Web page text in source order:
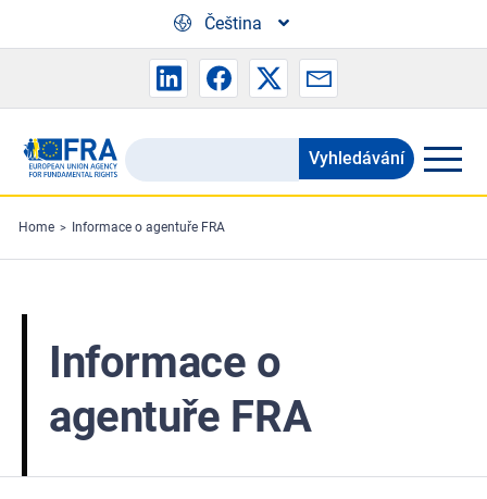
Čeština
Search
the
FRA
website
Vyhledávání
Home Informace o agentuře FRA
Informace o
agentuře FRA